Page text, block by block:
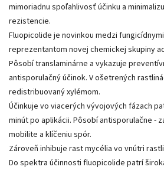
mimoriadnu spoľahlivosť účinku a
rezistencie.
Fluopicolide je novinkou medzi
reprezentantom novej chemickej skupiny
Pôsobí translaminárne a vykazuje
antisporulačný účinok. V ošetrených
redistribuovaný xylémom.
Účinkuje vo viacerých vývojových fázach
minút po aplikácii. Pôsobí antisporulačne -
mobilite a klíčeniu spór.
Zároveň inhibuje rast mycélia vo vnútri
Do spektra účinnosti fluopicolide patrí